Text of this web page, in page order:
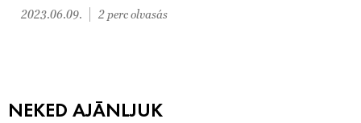
2023.06.09. 2 perc olvasás
NEKED AJÁNLJUK